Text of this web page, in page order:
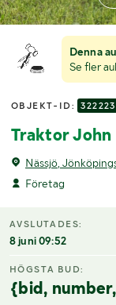
Denna
Se fler
OBJEKT-ID:
Traktor John
Nässjö,
Företag
AVSLUTADES:
8 juni 09:52
HÖGSTA BUD:
{bid,